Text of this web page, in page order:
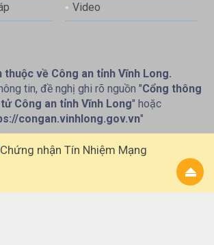
Video
thuộc về Công an tỉnh Vĩnh Long.
tin, đề nghị ghi rõ nguồn "Cổng thông
Công an tỉnh Vĩnh Long" hoặc
congan.vinhlong.gov.vn"